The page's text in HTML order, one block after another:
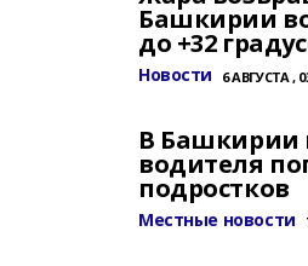
Башкирии
до +32
Новости 6 АВГУСТА ,
В Башкирии
водителя
подростков
Местные новости